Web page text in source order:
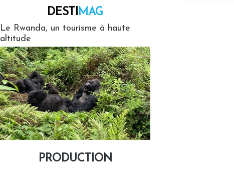
DESTIMAG
Le Rwanda, un tourisme à haute
altitude
PRODUCTION